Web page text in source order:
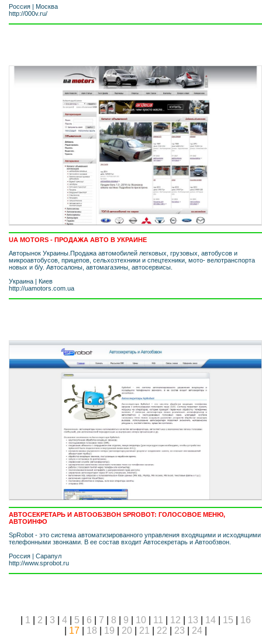
Россия | Москва
http://000v.ru/
UA MOTORS - ПРОДАЖА АВТО В УКРАИНЕ
Авторынок Украины.Продажа автомобилей легковых, грузовых, автобусов и
микроавтобусов, прицепов, сельхозтехники и спецтехники, мото- велотранспорта
новых и б/у. Автосалоны, автомагазины, автосервисы.
Украина | Киев
http://uamotors.com.ua
АВТОСЕКРЕТАРЬ И АВТООБЗВОН SPROBOT: ГОЛОСОВОЕ МЕНЮ,
АВТОИНФО
SpRobot - это система автоматизированного управления входящими и исходящими
телефонными звонками. В ее состав входит Автосекретарь и Автообзвон.
Россия | Сарапул
http://www.sprobot.ru
1 2 3 4| 5 6 7 8 9 10 11 12 13 14| 15
16
17| 18 19 20 21 22 23 24|